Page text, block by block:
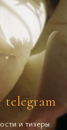
telegram
и тизеры